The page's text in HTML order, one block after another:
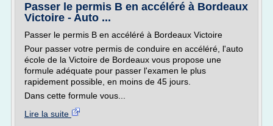
Passer le permis B en accéléré à Bordeaux
Victoire - Auto ...
Passer le permis B en accéléré à Bordeaux Victoire
Pour passer votre permis de conduire en accéléré, l'auto
école de la Victoire de Bordeaux vous propose une
formule adéquate pour passer l'examen le plus
rapidement possible, en moins de 45 jours.
Dans cette formule vous...
Lire la suite